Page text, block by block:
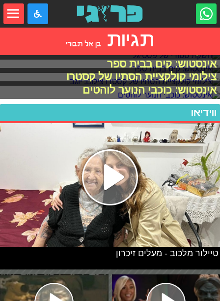
תגיות בן אל תבורי
השקת סטורי של פסטיגל
אינסטוש: קים בבית ספר
צילומי קולקציית הסתיו של קסטרו
אינסטוש: כוכבי הנוער לוהטים
ווידיאו
טיילור מלכוב - מעלים זיכרון